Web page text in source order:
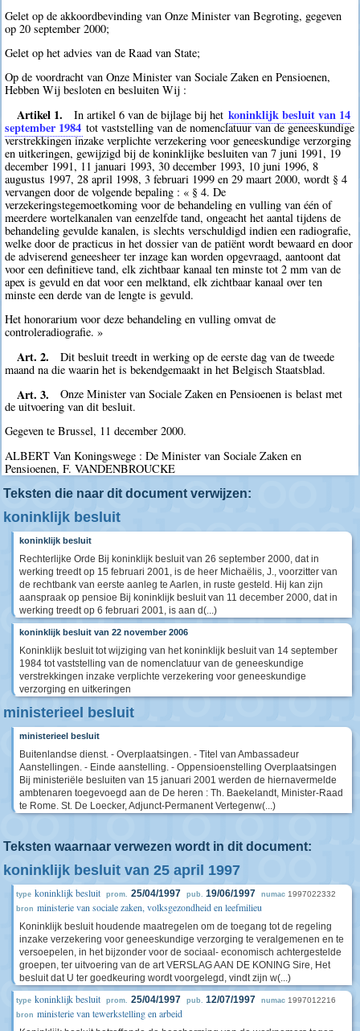
Gelet op de akkoordbevinding van Onze Minister van Begroting, gegeven
op 20 september 2000;
Gelet op het advies van de Raad van State;
Op de voordracht van Onze Minister van Sociale Zaken en Pensioenen,
Hebben Wij besloten en besluiten Wij :
Artikel 1. In artikel 6 van de bijlage bij het koninklijk besluit van 14
september 1984 tot vaststelling van de nomenclatuur van de geneeskundige
verstrekkingen inzake verplichte verzekering voor geneeskundige verzorging
en uitkeringen, gewijzigd bij de koninklijke besluiten van 7 juni 1991, 19
december 1991, 11 januari 1993, 30 december 1993, 10 juni 1996, 8
augustus 1997, 28 april 1998, 3 februari 1999 en 29 maart 2000, wordt § 4
vervangen door de volgende bepaling : « § 4. De
verzekeringstegemoetkoming voor de behandeling en vulling van één of
meerdere wortelkanalen van eenzelfde tand, ongeacht het aantal tijdens de
behandeling gevulde kanalen, is slechts verschuldigd indien een radiografie,
welke door de practicus in het dossier van de patiënt wordt bewaard en door
de adviserend geneesheer ter inzage kan worden opgevraagd, aantoont dat
voor een definitieve tand, elk zichtbaar kanaal ten minste tot 2 mm van de
apex is gevuld en dat voor een melktand, elk zichtbaar kanaal over ten
minste een derde van de lengte is gevuld.
Het honorarium voor deze behandeling en vulling omvat de
controleradiografie. »
Art. 2.
Dit besluit treedt in werking op de eerste dag van de tweede
maand na die waarin het is bekendgemaakt in het Belgisch Staatsblad.
Art. 3.
Onze Minister van Sociale Zaken en Pensioenen is belast met
de uitvoering van dit besluit.
Gegeven te Brussel, 11 december 2000.
ALBERT Van Koningswege : De Minister van Sociale Zaken en
Pensioenen, F. VANDENBROUCKE
Teksten die naar dit document verwijzen:
koninklijk besluit
koninklijk besluit
Rechterlijke Orde Bij koninklijk besluit van 26 september 2000, dat in
werking treedt op 15 februari 2001, is de heer Michaëlis, J., voorzitter van
de rechtbank van eerste aanleg te Aarlen, in ruste gesteld. Hij kan zijn
aanspraak op pensioe Bij koninklijk besluit van 11 december 2000, dat in
werking treedt op 6 februari 2001, is aan d(...)
koninklijk besluit van 22 november 2006
Koninklijk besluit tot wijziging van het koninklijk besluit van 14 september
1984 tot vaststelling van de nomenclatuur van de geneeskundige
verstrekkingen inzake verplichte verzekering voor geneeskundige
verzorging en uitkeringen
ministerieel besluit
ministerieel besluit
Buitenlandse dienst. - Overplaatsingen. - Titel van Ambassadeur
Aanstellingen. - Einde aanstelling. - Oppensioenstelling Overplaatsingen
Bij ministeriële besluiten van 15 januari 2001 werden de hiernavermelde
ambtenaren toegevoegd aan de De heren : Th. Baekelandt, Minister-Raad
te Rome. St. De Loecker, Adjunct-Permanent Vertegenw(...)
Teksten waarnaar verwezen wordt in dit document:
koninklijk besluit van 25 april 1997
type koninklijk besluit prom. 25/04/1997 pub. 19/06/1997 numac 1997022332
bron ministerie van sociale zaken, volksgezondheid en leefmilieu
Koninklijk besluit houdende maatregelen om de toegang tot de regeling
inzake verzekering voor geneeskundige verzorging te veralgemenen en te
versoepelen, in het bijzonder voor de sociaal- economisch achtergestelde
groepen, ter uitvoering van de art VERSLAG AAN DE KONING Sire, Het
besluit dat U ter goedkeuring wordt voorgelegd, vindt zijn w(...)
type koninklijk besluit prom. 25/04/1997 pub. 12/07/1997 numac 1997012216
bron ministerie van tewerkstelling en arbeid